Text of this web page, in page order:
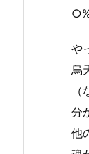
や
烏
分
他